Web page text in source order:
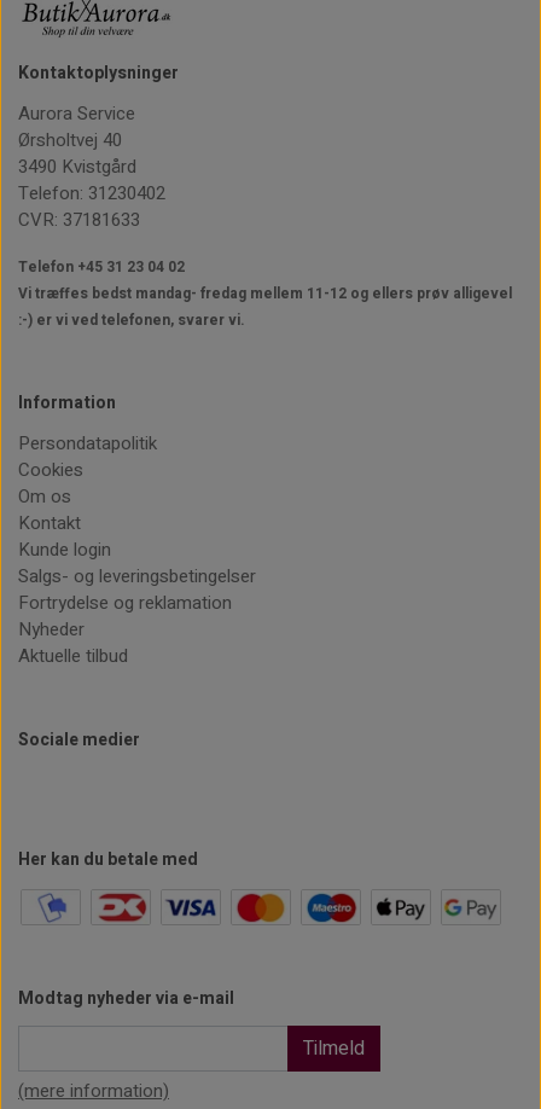
Kontaktoplysninger
Aurora Service
Ørsholtvej 40
3490 Kvistgård
Telefon: 31230402
CVR: 37181633
Telefon +45 31 23 04 02
Vi træffes bedst mandag- fredag mellem 11-12 og ellers prøv alligevel
:-) er vi ved telefonen, svarer vi.
Information
Persondatapolitik
Cookies
Om os
Kontakt
Kunde login
Salgs- og leveringsbetingelser
Fortrydelse og reklamation
Nyheder
Aktuelle tilbud
Sociale medier
Her kan du betale med
Modtag nyheder via e-mail
Tilmeld
(mere information)